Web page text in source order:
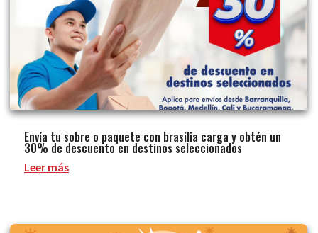
Envía tu sobre o paquete con brasilia carga y obtén un
30% de descuento en destinos seleccionados
Leer más